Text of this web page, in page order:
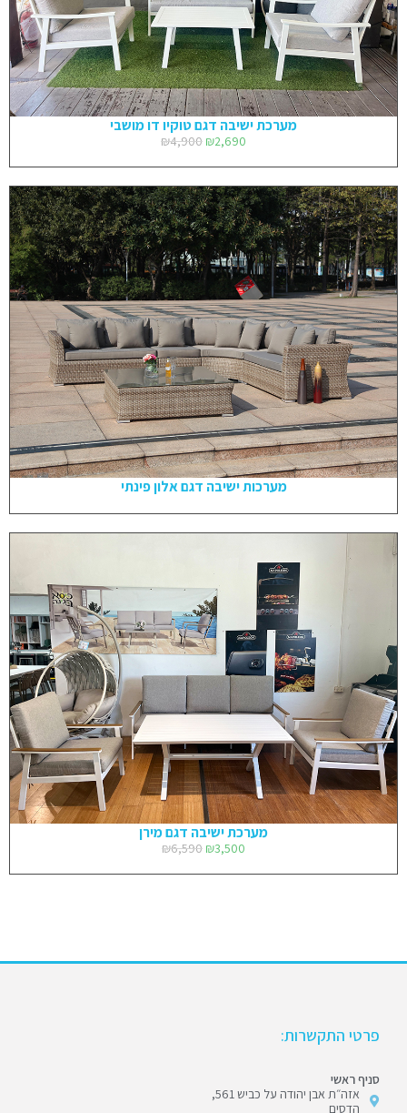
מערכת ישיבה דגם טוקיו דו מושבי
₪4,900 ₪2,690
מערכות ישיבה דגם אלון פינתי
מערכת ישיבה דגם מירן
₪6,590 ₪3,500
פרטי התקשרות:
סניף ראשי
אזה״ת אבן יהודה על כביש 561,
הדסים